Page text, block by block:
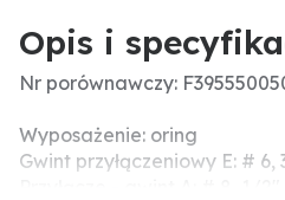
Opis i
Nr porównawczy:
Wyposażenie: oring
Gwint przyłączeniowy E: #